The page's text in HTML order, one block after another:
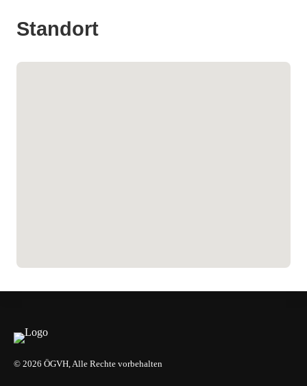
Standort
© 2026 ÖGVH, Alle Rechte vorbehalten